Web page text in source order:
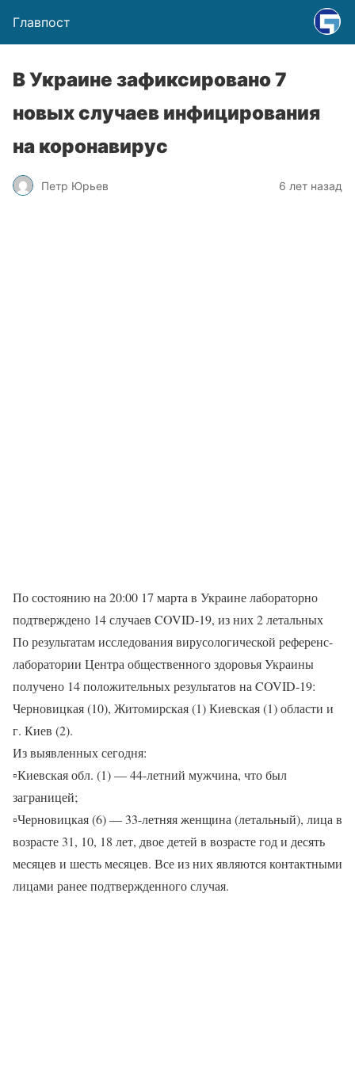
Главпост
В Украине зафиксировано 7
новых случаев инфицирования
на коронавирус
Петр Юрьев 6 лет назад
По состоянию на 20:00 17 марта в Украине лабораторно
подтверждено 14 случаев COVID-19, из них 2 летальных
По результатам исследования вирусологической референс-
лаборатории Центра общественного здоровья Украины
получено 14 положительных результатов на COVID-19:
Черновицкая (10), Житомирская (1) Киевская (1) области и
г. Киев (2).
Из выявленных сегодня:
▫Киевская обл. (1) — 44-летний мужчина, что был
заграницей;
▫Черновицкая (6) — 33-летняя женщина (летальный), лица в
возрасте 31, 10, 18 лет, двое детей в возрасте год и десять
месяцев и шесть месяцев. Все из них являются контактными
лицами ранее подтвержденного случая.